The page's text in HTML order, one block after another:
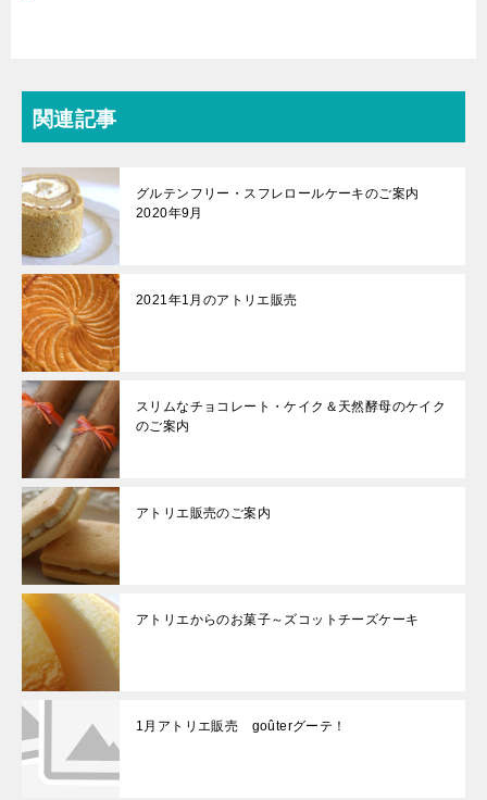
関連記事
グルテンフリー・スフレロールケーキのご案内
2020年9月
2021年1月のアトリエ販売
スリムなチョコレート・ケイク＆天然酵母のケイク
のご案内
アトリエ販売のご案内
アトリエからのお菓子～ズコットチーズケーキ
1月アトリエ販売 goûterグーテ！